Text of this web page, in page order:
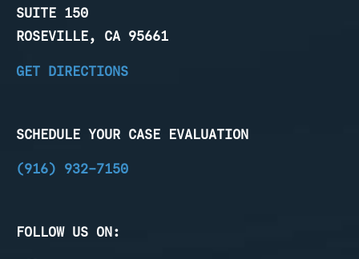
SUITE 150
ROSEVILLE, CA 95661
GET DIRECTIONS
SCHEDULE YOUR CASE EVALUATION
(916) 932-7150
FOLLOW US ON: